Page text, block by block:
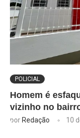
POLICIAL
Homem é
vizinho no
por Redação 10